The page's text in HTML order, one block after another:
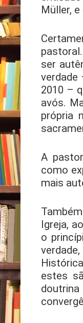
Müller,
ser
verdade
2010 –
avós.
própria
A
como
mais
Igreja,
o
estes